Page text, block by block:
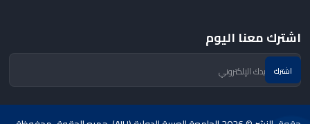
اشترك معنا اليوم